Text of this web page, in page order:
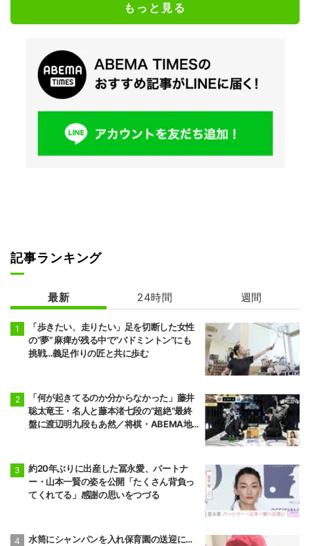
もっと見る
記事ランキング
最新 24時間 週間
「歩きたい、走りたい」足を切断した女性
の“夢” 麻痺が残る中で“バドミントン”にも
挑戦…義足作りの匠と共に歩む
「何が起きてるのか分からなかった」藤井
聡太竜王・名人と藤本渚七段の“超絶”最終
盤に渡辺明九段もあ然／将棋・ABEMA地
約20年ぶりに出産した冨永愛、パートナ
ー・山本一賢の姿を公開「たくさん背負っ
てくれてる」感謝の思いをつづる
水筒にシャンパンを入れ保育園の送迎に…